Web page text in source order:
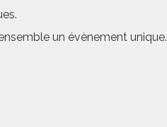
un évènement unique.